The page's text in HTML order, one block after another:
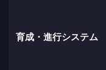
育成・進行システム